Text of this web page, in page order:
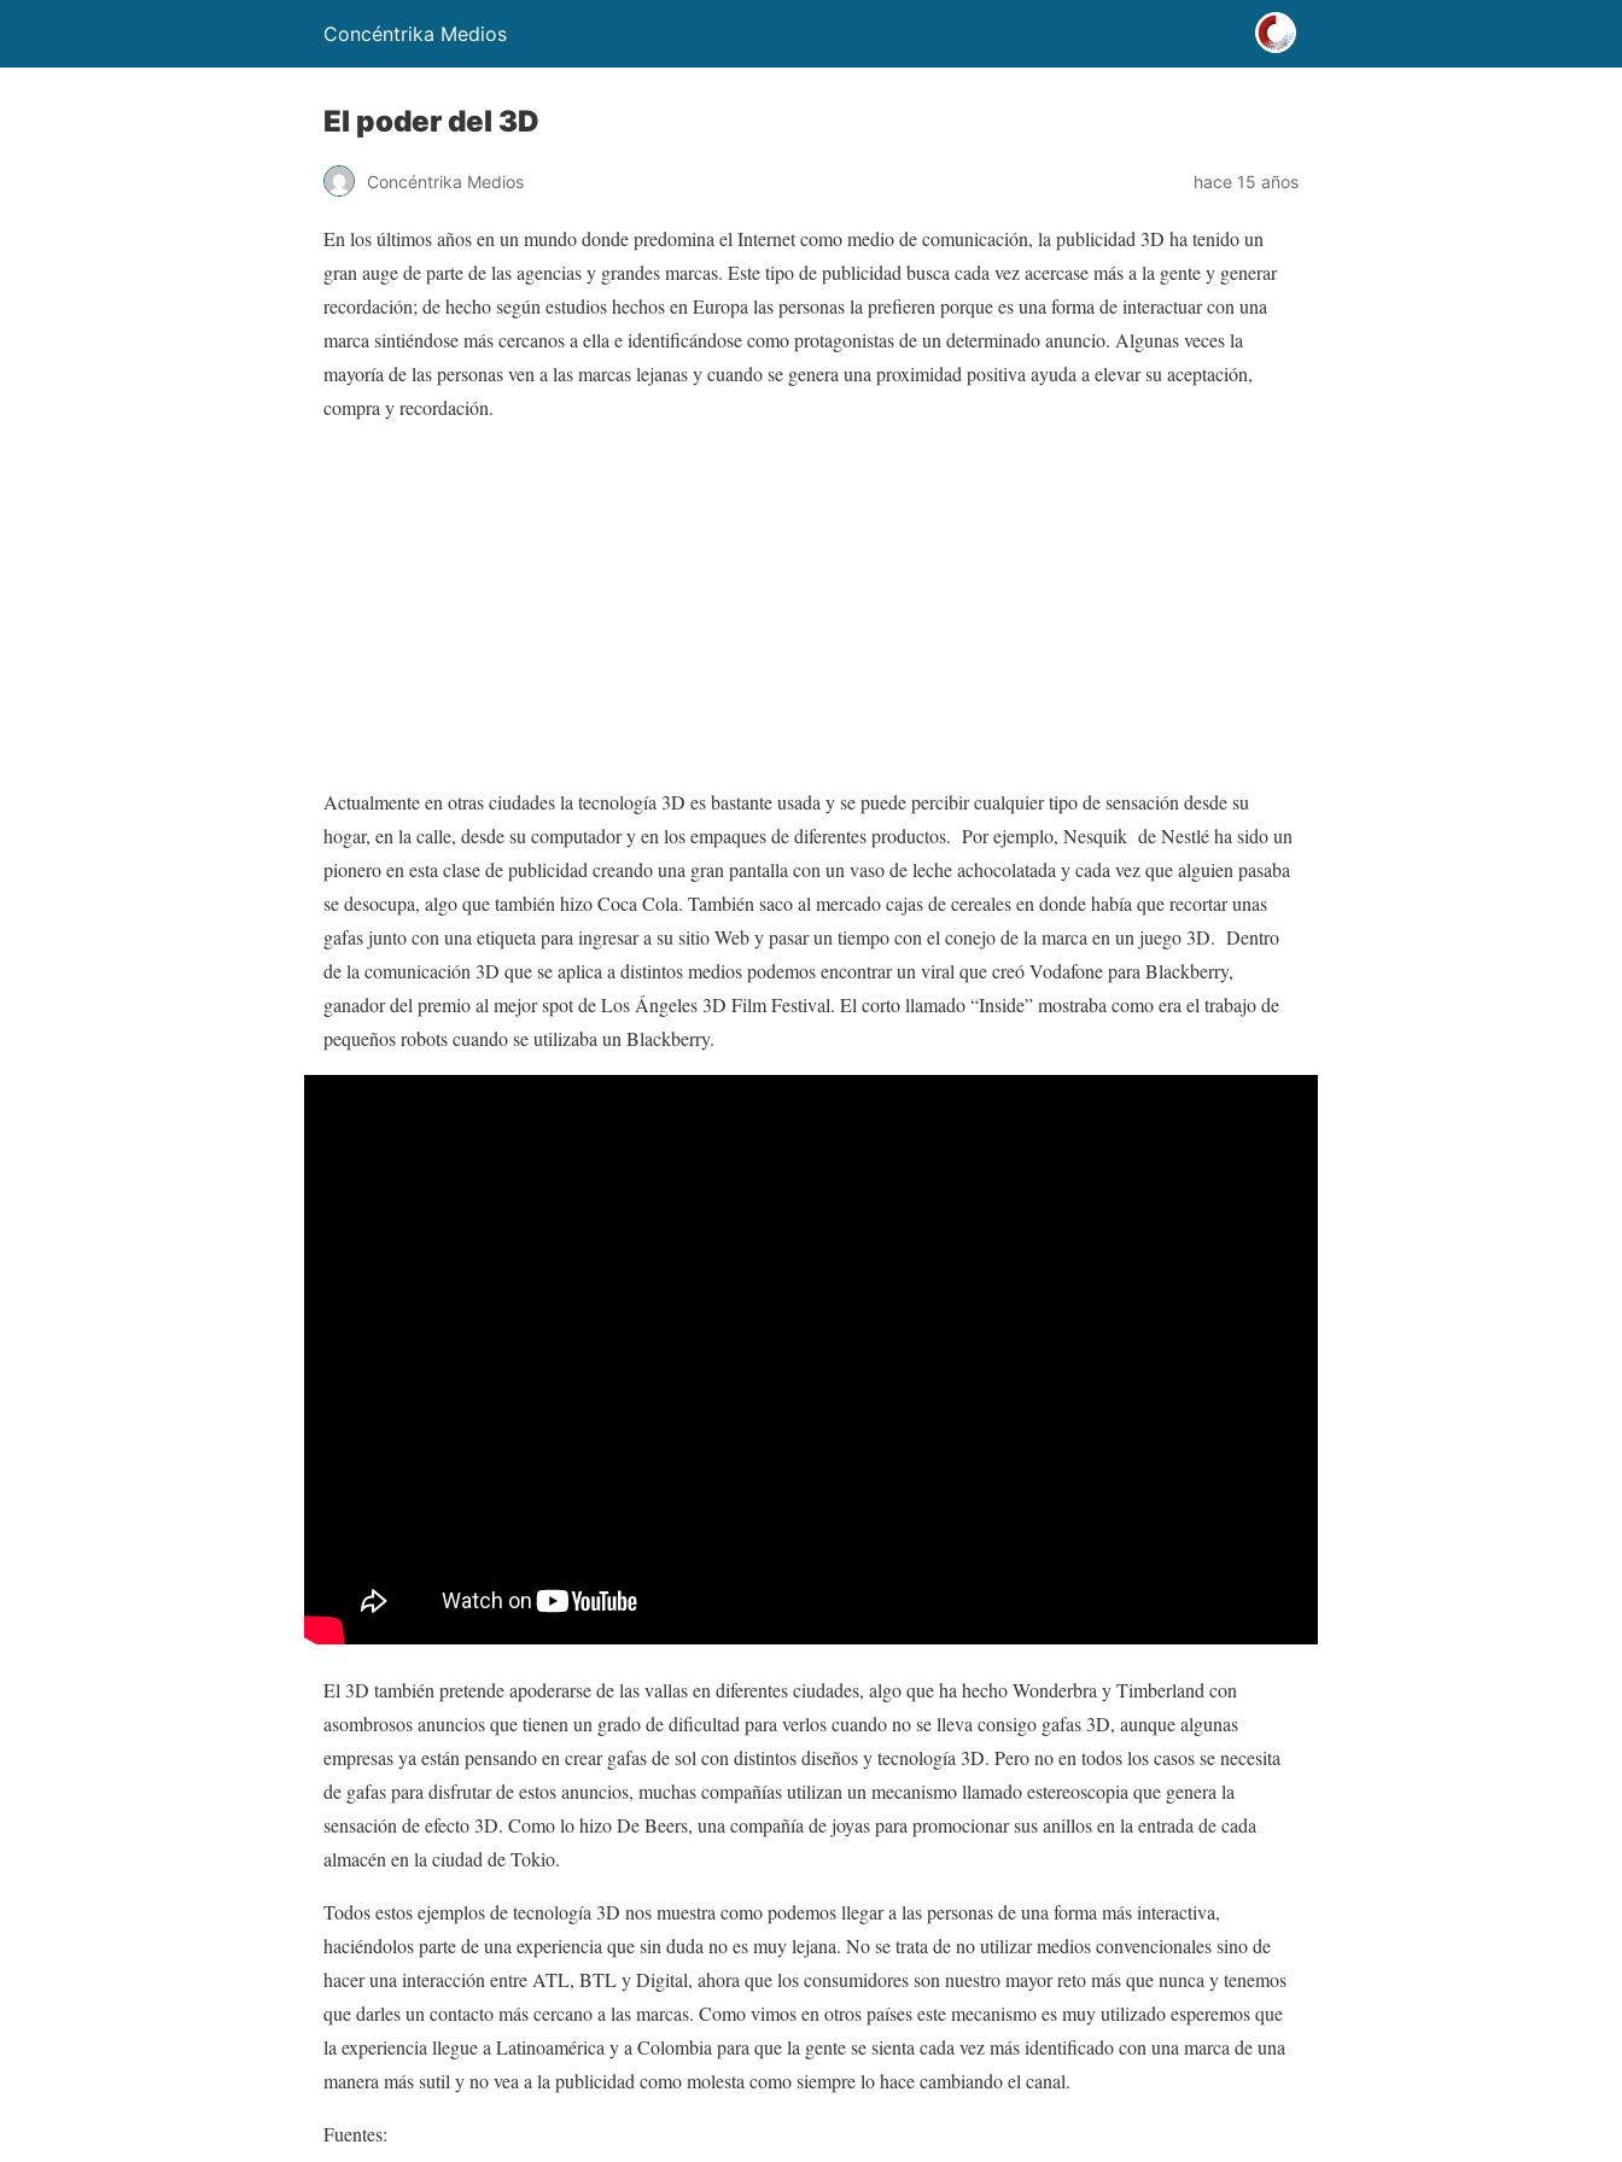
Concéntrika Medios
El poder del 3D
Concéntrika Medios hace 15 años
En los últimos años en un mundo donde predomina el Internet como medio de comunicación, la publicidad 3D ha tenido un
gran auge de parte de las agencias y grandes marcas. Este tipo de publicidad busca cada vez acercase más a la gente y generar
recordación; de hecho según estudios hechos en Europa las personas la prefieren porque es una forma de interactuar con una
marca sintiéndose más cercanos a ella e identificándose como protagonistas de un determinado anuncio. Algunas veces la
mayoría de las personas ven a las marcas lejanas y cuando se genera una proximidad positiva ayuda a elevar su aceptación,
compra y recordación.
Actualmente en otras ciudades la tecnología 3D es bastante usada y se puede percibir cualquier tipo de sensación desde su
hogar, en la calle, desde su computador y en los empaques de diferentes productos. Por ejemplo, Nesquik de Nestlé ha sido un
pionero en esta clase de publicidad creando una gran pantalla con un vaso de leche achocolatada y cada vez que alguien pasaba
se desocupa, algo que también hizo Coca Cola. También saco al mercado cajas de cereales en donde había que recortar unas
gafas junto con una etiqueta para ingresar a su sitio Web y pasar un tiempo con el conejo de la marca en un juego 3D. Dentro
de la comunicación 3D que se aplica a distintos medios podemos encontrar un viral que creó Vodafone para Blackberry,
ganador del premio al mejor spot de Los Ángeles 3D Film Festival. El corto llamado “Inside” mostraba como era el trabajo de
pequeños robots cuando se utilizaba un Blackberry.
El 3D también pretende apoderarse de las vallas en diferentes ciudades, algo que ha hecho Wonderbra y Timberland con
asombrosos anuncios que tienen un grado de dificultad para verlos cuando no se lleva consigo gafas 3D, aunque algunas
empresas ya están pensando en crear gafas de sol con distintos diseños y tecnología 3D. Pero no en todos los casos se necesita
de gafas para disfrutar de estos anuncios, muchas compañías utilizan un mecanismo llamado estereoscopia que genera la
sensación de efecto 3D. Como lo hizo De Beers, una compañía de joyas para promocionar sus anillos en la entrada de cada
almacén en la ciudad de Tokio.
Todos estos ejemplos de tecnología 3D nos muestra como podemos llegar a las personas de una forma más interactiva,
haciéndolos parte de una experiencia que sin duda no es muy lejana. No se trata de no utilizar medios convencionales sino de
hacer una interacción entre ATL, BTL y Digital, ahora que los consumidores son nuestro mayor reto más que nunca y tenemos
que darles un contacto más cercano a las marcas. Como vimos en otros países este mecanismo es muy utilizado esperemos que
la experiencia llegue a Latinoamérica y a Colombia para que la gente se sienta cada vez más identificado con una marca de una
manera más sutil y no vea a la publicidad como molesta como siempre lo hace cambiando el canal.
Fuentes: